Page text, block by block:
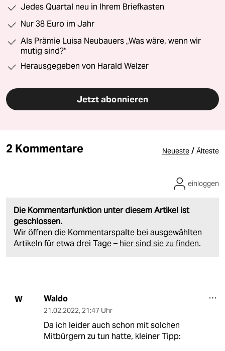
Jedes Quartal neu in Ihrem Briefkasten
Nur 38 Euro im Jahr
Als Prämie Luisa Neubauers „Was wäre, wenn wir
mutig sind?“
Herausgegeben von Harald Welzer
Jetzt abonnieren
2 Kommentare Neueste / Älteste
Die Kommentarfunktion unter diesem Artikel ist
geschlossen.
Wir öffnen die Kommentarspalte bei ausgewählten
Artikeln für etwa drei Tage – hier sind sie zu finden.
einloggen
W Waldo
21.02.2022, 21:47 Uhr
Da ich leider auch schon mit solchen
Mitbürgern zu tun hatte, kleiner Tipp: